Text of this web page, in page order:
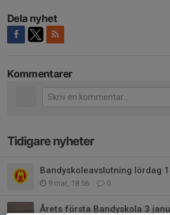
Dela nyhet
Kommentarer
Tidigare nyheter
Bandyskoleavslutning lördag
9 mar, 18:56 0
Årets första Bandyskola 3